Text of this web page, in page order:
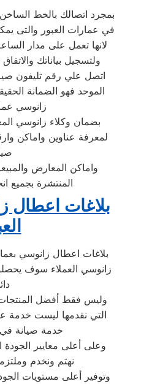
بمجرد اتصالك بالخط
في عمارات العبور والتى
لانها تعمل على مدار
ولتسجيل بياناتك
اتصل علي رقم تليفون
الموحد فهو الضمانة
زانوسي
بضمان وكلاء زانوسي
لمعرفة عناوين واماكن
واماكن المعارض
المنتشرة بجميع
بلاغات اعطال
بلاغات اعطال زانوسي
زانوسي العملاء سوف
وليس فقط أفضل المنتجات
التي نقدمها ليست خدمة
خدمة صيانة في
وعلى أعلى معايير
نهتم ونخدم
وتوفير أعلى مستويات